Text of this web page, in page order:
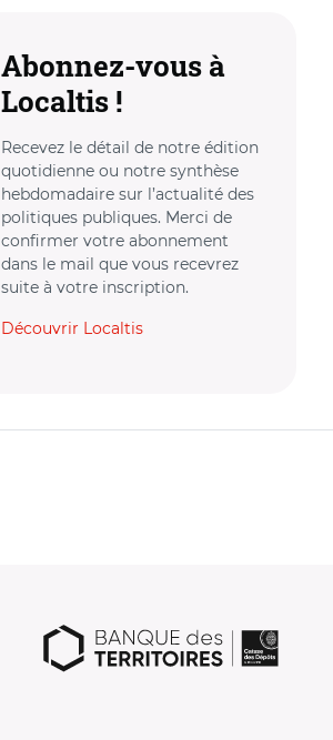
Abonnez-vous à
Localtis !
Recevez le détail de notre édition
quotidienne ou notre synthèse
hebdomadaire sur l’actualité des
politiques publiques. Merci de
confirmer votre abonnement
dans le mail que vous recevrez
suite à votre inscription.
Découvrir Localtis